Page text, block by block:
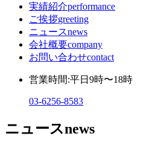
実績紹介performance
ご挨拶greeting
ニュースnews
会社概要company
お問い合わせcontact
営業時間:平日9時〜18時
03-6256-8583
ニュースnews